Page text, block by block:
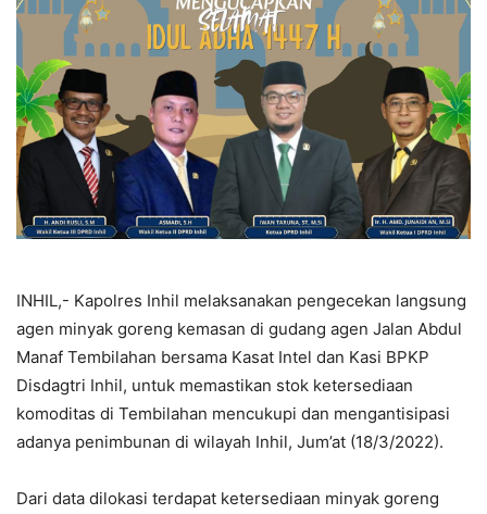
INHIL,- Kapolres Inhil melaksanakan pengecekan langsung
agen minyak goreng kemasan di gudang agen Jalan Abdul
Manaf Tembilahan bersama Kasat Intel dan Kasi BPKP
Disdagtri Inhil, untuk memastikan stok ketersediaan
komoditas di Tembilahan mencukupi dan mengantisipasi
adanya penimbunan di wilayah Inhil, Jum’at (18/3/2022).
Dari data dilokasi terdapat ketersediaan minyak goreng